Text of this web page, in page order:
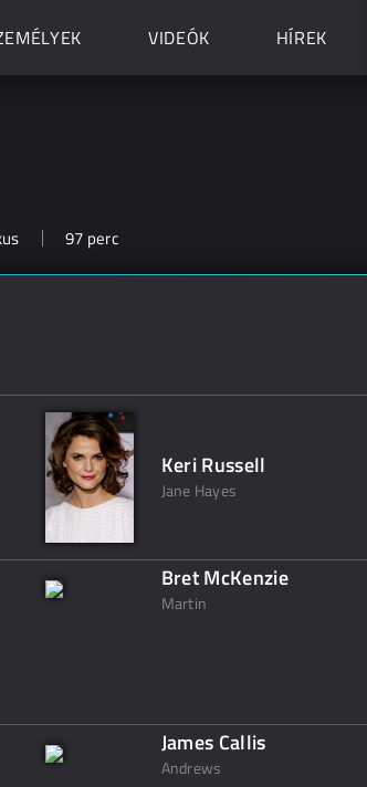
VIDEÓK HÍREK
97 perc
Keri Russell
Jane Hayes
Bret McKenzie
Martin
James Callis
Andrews